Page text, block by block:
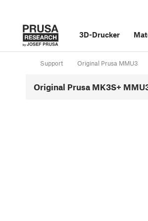
3D-Drucker
Support Original Prusa MMU3
Original Prusa MK3S+